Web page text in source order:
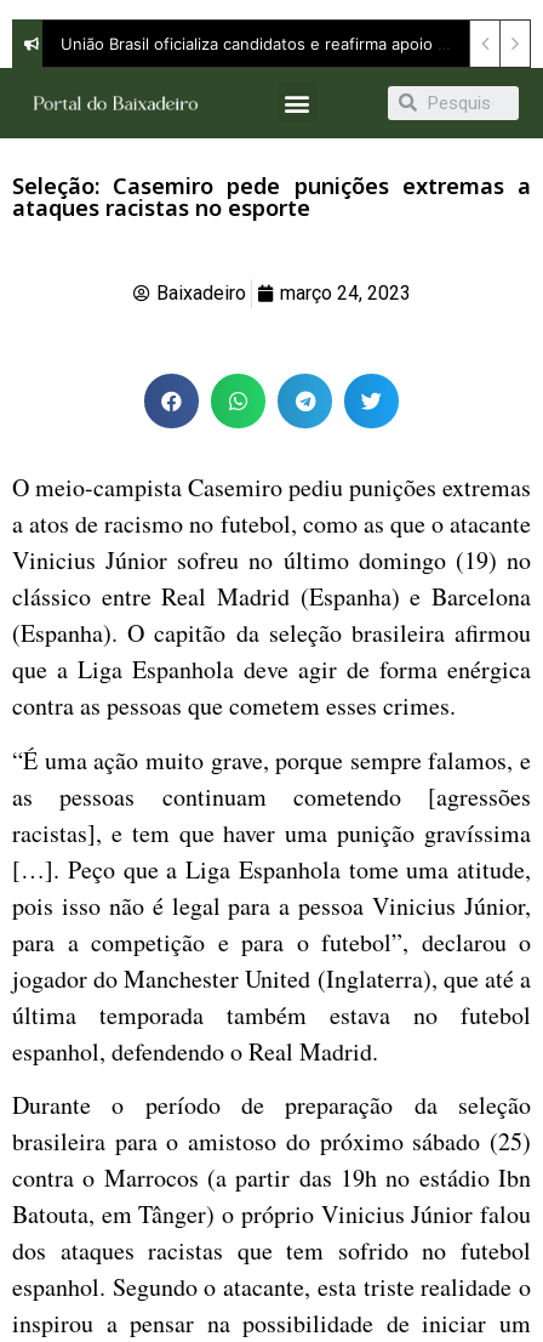
Seleção: Casemiro pede punições extremas a
ataques racistas no esporte
Baixadeiro março 24, 2023
O meio-campista Casemiro pediu punições extremas
a atos de racismo no futebol, como as que o atacante
Vinicius Júnior sofreu no último domingo (19) no
clássico entre Real Madrid (Espanha) e Barcelona
(Espanha). O capitão da seleção brasileira afirmou
que a Liga Espanhola deve agir de forma enérgica
contra as pessoas que cometem esses crimes.
“É uma ação muito grave, porque sempre falamos, e
as pessoas continuam cometendo [agressões
racistas], e tem que haver uma punição gravíssima
[…]. Peço que a Liga Espanhola tome uma atitude,
pois isso não é legal para a pessoa Vinicius Júnior,
para a competição e para o futebol”, declarou o
jogador do Manchester United (Inglaterra), que até a
última temporada também estava no futebol
espanhol, defendendo o Real Madrid.
Durante o período de preparação da seleção
brasileira para o amistoso do próximo sábado (25)
contra o Marrocos (a partir das 19h no estádio Ibn
Batouta, em Tânger) o próprio Vinicius Júnior falou
dos ataques racistas que tem sofrido no futebol
espanhol. Segundo o atacante, esta triste realidade o
inspirou a pensar na possibilidade de iniciar um